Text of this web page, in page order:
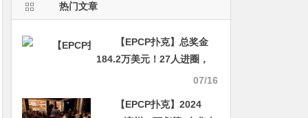
热门文章
【EPCP扑克】总奖金
184.2万美元！27人进圈，
中国扑克迎来梯队崛起时代
07/16
【EPCP扑克】2024